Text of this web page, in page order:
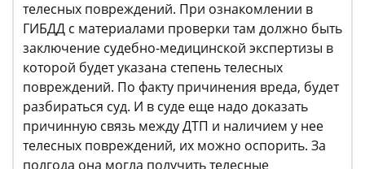
телесных повреждений. При ознакомлении в
ГИБДД с материалами проверки там должно быть
заключение судебно-медицинской экспертизы в
которой будет указана степень телесных
повреждений. По факту причинения вреда, будет
разбираться суд. И в суде еще надо доказать
причинную связь между ДТП и наличием у нее
телесных повреждений, их можно оспорить. За
полгода она могла получить телесные